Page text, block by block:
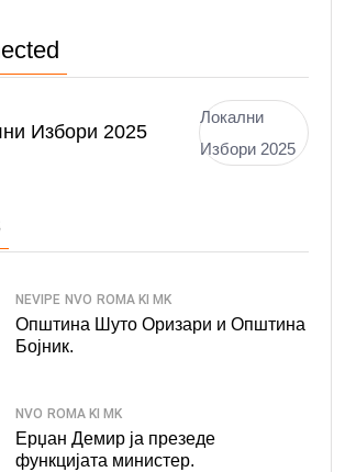
Избори 2025
Локални
Избори 2025
NEVIPE NVO ROMA KI MK
Општина Шуто Оризари и Општина
Бојник.
NVO ROMA KI MK
Ерџан Демир ја презеде
функцијата министер.